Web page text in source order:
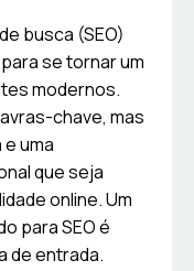
busca (SEO)
se tornar um
modernos.
chave, mas
uma
que seja
online. Um
para SEO é
de entrada.